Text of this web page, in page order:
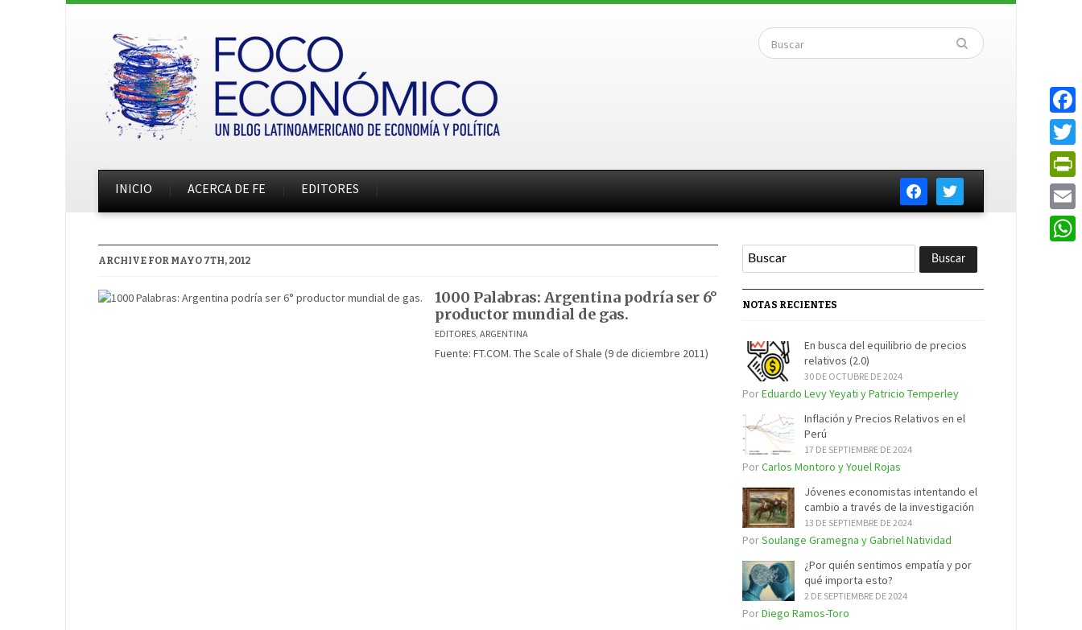
facebooktwitter
INICIO ACERCA DE FE EDITORES
ARCHIVE FOR MAYO 7TH, 2012
1000 Palabras: Argentina podría ser 6°
productor mundial de gas.
EDITORES, ARGENTINA
Fuente: FT.COM. The Scale of Shale (9 de diciembre 2011)
NOTAS RECIENTES
En busca del equilibrio de precios
relativos (2.0)
30 DE OCTUBRE DE 2024
PorEduardo Levy Yeyati y Patricio Temperley
Inflación y Precios Relativos en el
Perú
17 DE SEPTIEMBRE DE 2024
PorCarlos Montoro y Youel Rojas
Jóvenes economistas intentando el
cambio a través de la investigación
13 DE SEPTIEMBRE DE 2024
PorSoulange Gramegna y Gabriel Natividad
¿Por quién sentimos empatía y por
qué importa esto?
2 DE SEPTIEMBRE DE 2024
PorDiego Ramos-Toro
Email